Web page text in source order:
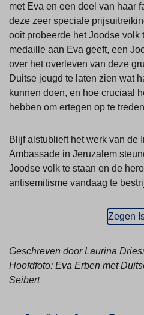
met Eva en een deel van haar
deze zeer speciale
ooit probeerde het Joodse volk
medaille aan Eva geeft, een
over het overleven van deze
Duitse jeugd te laten zien wat
kunnen doen, en hoe cruciaal
hebben om ertegen op te
Blijf alstublieft het werk van de
Ambassade in Jeruzalem
Joodse volk te staan en de
antisemitisme vandaag te
Zegen
Geschreven door Laurina
Hoofdfoto: Eva Erben met
Seibert